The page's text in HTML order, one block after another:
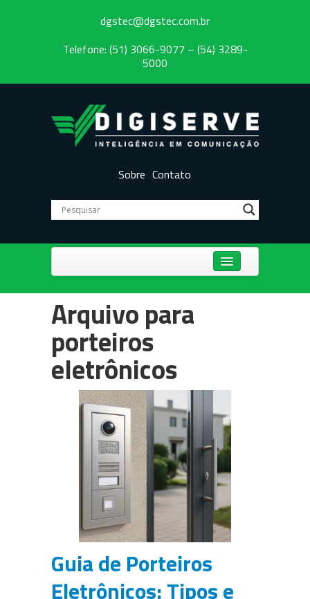
dgstec@dgstec.com.br
Telefone: (51) 3066-9077 – (54) 3289-
5000
Sobre Contato
PABX em Nuvem (cloud)
3CX
Câmeras para CFTV
WhatsApp Multiusuário
Intelbras
Arquivo para
porteiros
eletrônicos
Guia de Porteiros
Eletrônicos: Tipos e